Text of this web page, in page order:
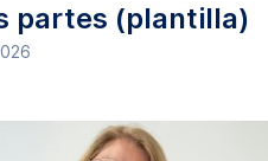
partes (plantilla)